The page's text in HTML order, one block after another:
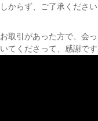
からず、ご了承ください
取引があった方で、会
てくださって、感謝で